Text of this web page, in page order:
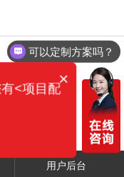
用户后台
可以定制方案吗？
×
<项目配